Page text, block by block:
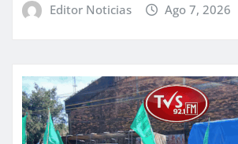
Editor Noticias Ago 7, 2026